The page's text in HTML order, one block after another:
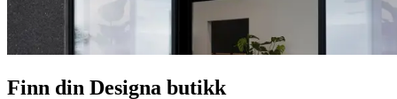
Finn din Designa butikk